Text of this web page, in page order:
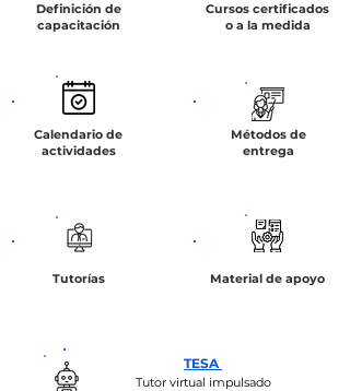
Definición de
capacitación
Cursos certificados
o a la medida
Calendario de
actividades
Métodos de
entrega
Tutorías Material de apoyo
TESA
Tutor virtual impulsado